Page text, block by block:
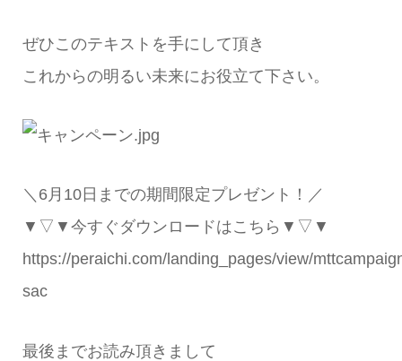
ぜひこのテキストを手にして頂き
これからの明るい未来にお役立て下さい。
＼6月10日までの期間限定プレゼント！／
▼▽▼今すぐダウンロードはこちら▼▽▼
https://peraichi.com/landing_pages/view/
sac
最後までお読み頂きまして